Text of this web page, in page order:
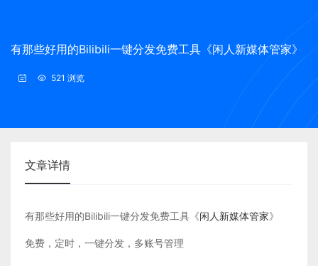
有那些好用的Bilibili一键分发免费工具《闲人新媒体管家》
521 浏览
文章详情
有那些好用的Bilibili一键分发免费工具《闲人新媒体管家》
免费，定时，一键分发，多账号管理